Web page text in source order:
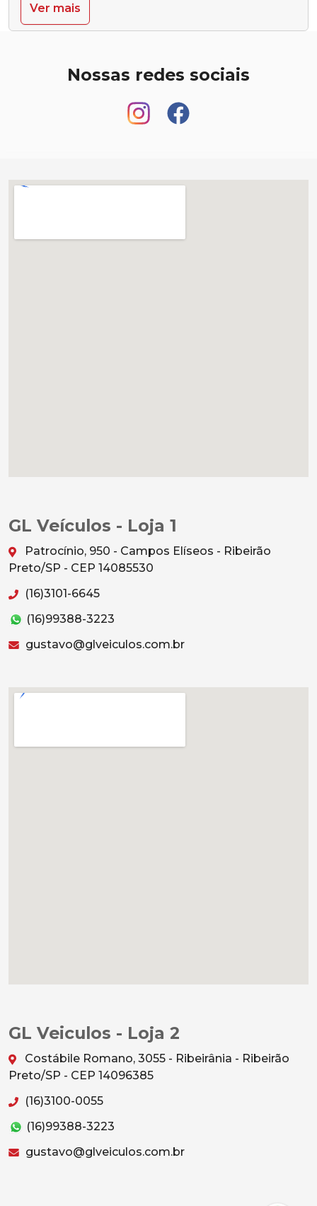
Ver mais
Nossas redes sociais
GL Veículos - Loja 1
Patrocínio, 950 - Campos Elíseos - Ribeirão
Preto/SP - CEP 14085530
(16)3101-6645
(16)99388-3223
gustavo@glveiculos.com.br
GL Veiculos - Loja 2
Costábile Romano, 3055 - Ribeirânia - Ribeirão
Preto/SP - CEP 14096385
(16)3100-0055
(16)99388-3223
gustavo@glveiculos.com.br